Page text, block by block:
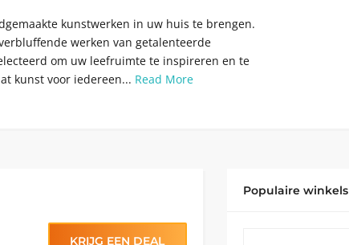
kunstwerken in uw huis te brengen.
werken van getalenteerde
om uw leefruimte te inspireren en te
kunst voor iedereen... Read More
KRIJG EEN DEAL
Populaire winkels